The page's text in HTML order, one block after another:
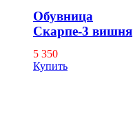
Обувница
Скарпе-3 вишня
5 350
Купить